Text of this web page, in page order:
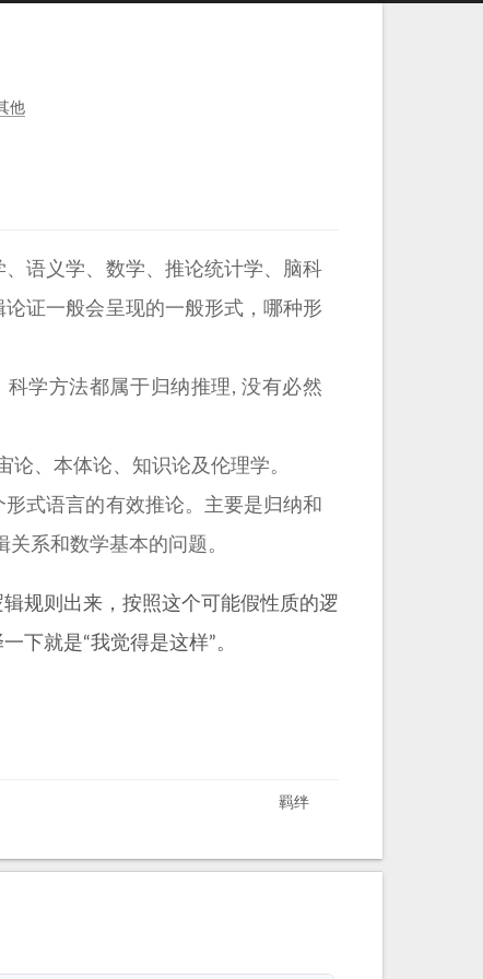
他
语义学、数学、推论统计学、脑科
证一般会呈现的一般形式，哪种形
学方法都属于归纳推理, 没有必然
、本体论、知识论及伦理学。
式语言的有效推论。主要是归纳和
系和数学基本的问题。
规则出来，按照这个可能假性质的逻
下就是“我觉得是这样”。
羁绊